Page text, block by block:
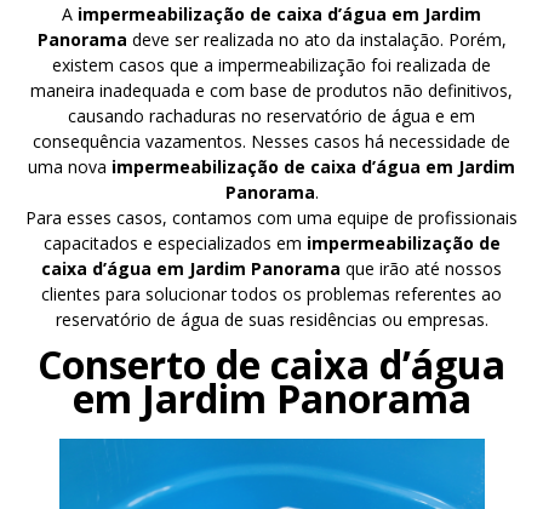
A impermeabilização de caixa d’água em Jardim
Panorama deve ser realizada no ato da instalação. Porém,
existem casos que a impermeabilização foi realizada de
maneira inadequada e com base de produtos não definitivos,
causando rachaduras no reservatório de água e em
consequência vazamentos. Nesses casos há necessidade de
uma nova impermeabilização de caixa d’água em Jardim
Panorama.
Para esses casos, contamos com uma equipe de profissionais
capacitados e especializados em impermeabilização de
caixa d’água em Jardim Panorama que irão até nossos
clientes para solucionar todos os problemas referentes ao
reservatório de água de suas residências ou empresas.
Conserto de caixa d’água
em Jardim Panorama